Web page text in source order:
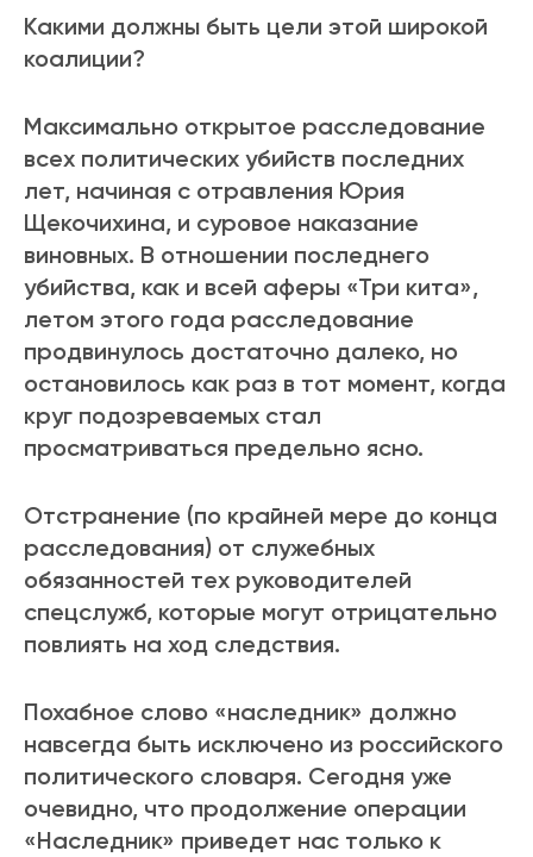
Какими должны быть цели этой широкой
коалиции?
Максимально открытое расследование
всех политических убийств последних
лет, начиная с отравления Юрия
Щекочихина, и суровое наказание
виновных. В отношении последнего
убийства, как и всей аферы «Три кита»,
летом этого года расследование
продвинулось достаточно далеко, но
остановилось как раз в тот момент, когда
круг подозреваемых стал
просматриваться предельно ясно.
Отстранение (по крайней мере до конца
расследования) от служебных
обязанностей тех руководителей
спецслужб, которые могут отрицательно
повлиять на ход следствия.
Похабное слово «наследник» должно
навсегда быть исключено из российского
политического словаря. Сегодня уже
очевидно, что продолжение операции
«Наследник» приведет нас только к